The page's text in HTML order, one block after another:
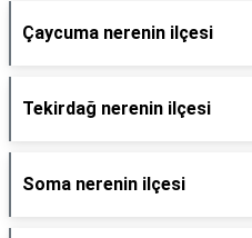
Çaycuma nerenin ilçesi
Tekirdağ nerenin ilçesi
Soma nerenin ilçesi